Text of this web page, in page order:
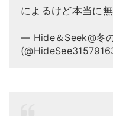
によるけど本当に
— Hide＆Seek@冬